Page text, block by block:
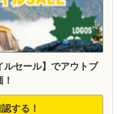
セール】でアウトブ
する！